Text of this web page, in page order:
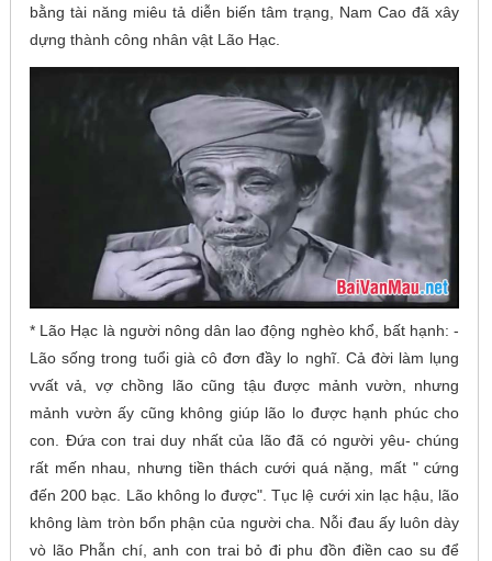
bằng tài năng miêu tả diễn biến tâm trạng, Nam Cao đã xây
dựng thành công nhân vật Lão Hạc.
* Lão Hạc là người nông dân lao động nghèo khổ, bất hạnh: -
Lão sống trong tuổi già cô đơn đầy lo nghĩ. Cả đời làm lụng
vvất vả, vợ chồng lão cũng tậu được mảnh vườn, nhưng
mảnh vườn ấy cũng không giúp lão lo được hạnh phúc cho
con. Đứa con trai duy nhất của lão đã có người yêu- chúng
rất mến nhau, nhưng tiền thách cưới quá nặng, mất " cứng
đến 200 bạc. Lão không lo được". Tục lệ cưới xin lạc hậu, lão
không làm tròn bổn phận của người cha. Nỗi đau ấy luôn dày
vò lão Phẫn chí, anh con trai bỏ đi phu đồn điền cao su để